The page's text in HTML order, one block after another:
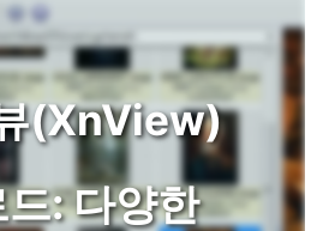
(XnView)
: 다양한